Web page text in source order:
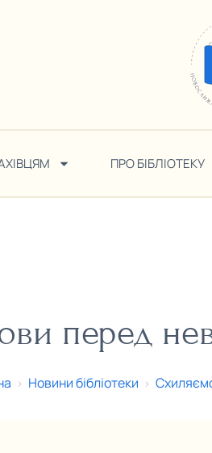
ПРО БІБЛІОТЕКУ
перед
> Новини бібліотеки >